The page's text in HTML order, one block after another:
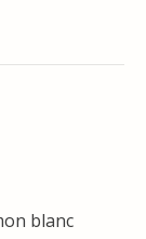
blanc